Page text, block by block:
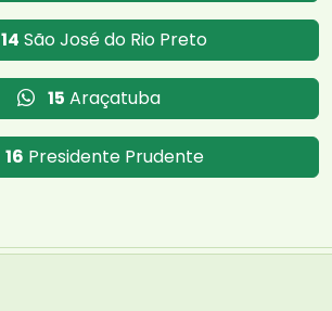
14 São José do Rio Preto
15 Araçatuba
16 Presidente Prudente